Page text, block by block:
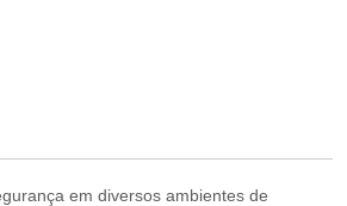
em diversos ambientes de